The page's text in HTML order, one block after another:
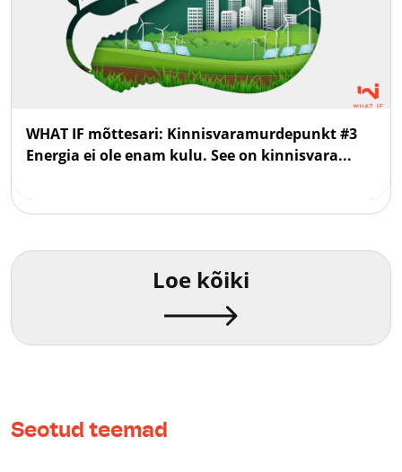
WHAT IF mõttesari: Kinnisvaramurdepunkt #3
Energia ei ole enam kulu. See on kinnisvara...
Loe kõiki
Seotud teemad